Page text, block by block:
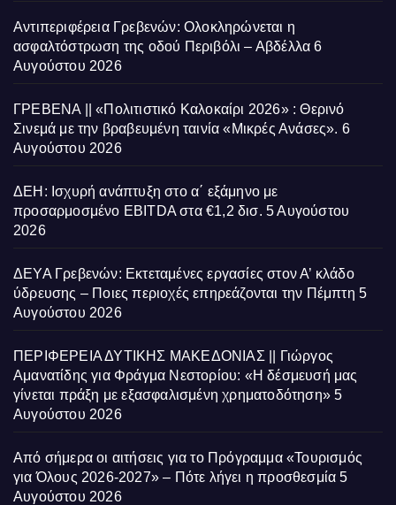
Αντιπεριφέρεια Γρεβενών: Ολοκληρώνεται η
ασφαλτόστρωση της οδού Περιβόλι – Αβδέλλα 6
Αυγούστου 2026
ΓΡΕΒΕΝΑ || «Πολιτιστικό Καλοκαίρι 2026» : Θερινό
Σινεμά με την βραβευμένη ταινία «Μικρές Ανάσες». 6
Αυγούστου 2026
ΔΕΗ: Ισχυρή ανάπτυξη στο α΄ εξάμηνο με
προσαρμοσμένο EBITDA στα €1,2 δισ. 5 Αυγούστου
2026
ΔΕΥΑ Γρεβενών: Εκτεταμένες εργασίες στον Α’ κλάδο
ύδρευσης – Ποιες περιοχές επηρεάζονται την Πέμπτη 5
Αυγούστου 2026
ΠΕΡΙΦΕΡΕΙΑ ΔΥΤΙΚΗΣ ΜΑΚΕΔΟΝΙΑΣ || Γιώργος
Αμανατίδης για Φράγμα Νεστορίου: «Η δέσμευσή μας
γίνεται πράξη με εξασφαλισμένη χρηματοδότηση» 5
Αυγούστου 2026
Από σήμερα οι αιτήσεις για το Πρόγραμμα «Τουρισμός
για Όλους 2026-2027» – Πότε λήγει η προσθεσμία 5
Αυγούστου 2026